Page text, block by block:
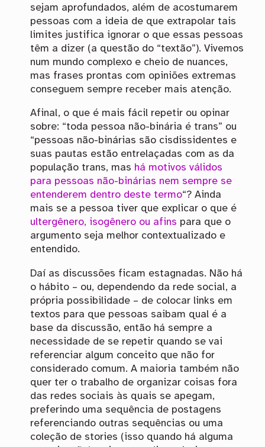
sejam aprofundados, além de acostumarem
pessoas com a ideia de que extrapolar tais
limites justifica ignorar o que essas pessoas
têm a dizer (a questão do “textão”). Vivemos
num mundo complexo e cheio de nuances,
mas frases prontas com opiniões extremas
conseguem sempre receber mais atenção.
Afinal, o que é mais fácil repetir ou opinar
sobre: “toda pessoa não-binária é trans” ou
“pessoas não-binárias são cisdissidentes e
suas pautas estão entrelaçadas com as da
população trans, mas há motivos válidos
para pessoas não-binárias nem sempre se
entenderem dentro deste termo“? Ainda
mais se a pessoa tiver que explicar o que é
ultergênero, isogênero ou afins para que o
argumento seja melhor contextualizado e
entendido.
Daí as discussões ficam estagnadas. Não há
o hábito – ou, dependendo da rede social, a
própria possibilidade – de colocar links em
textos para que pessoas saibam qual é a
base da discussão, então há sempre a
necessidade de se repetir quando se vai
referenciar algum conceito que não for
considerado comum. A maioria também não
quer ter o trabalho de organizar coisas fora
das redes sociais às quais se apegam,
preferindo uma sequência de postagens
referenciando outras sequências ou uma
coleção de stories (isso quando há alguma